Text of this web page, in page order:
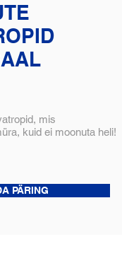
mis
kuid ei moonuta heli!
PÄRING